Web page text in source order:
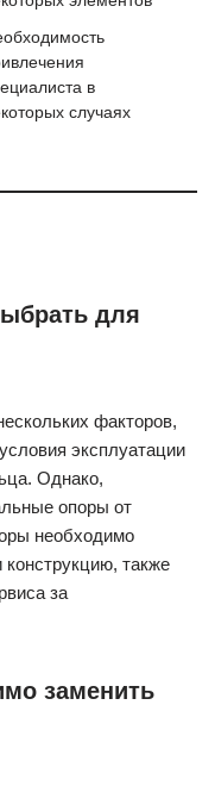
в
случаях
для
факторов,
эксплуатации
Однако,
опоры от
необходимо
также
за
заменить